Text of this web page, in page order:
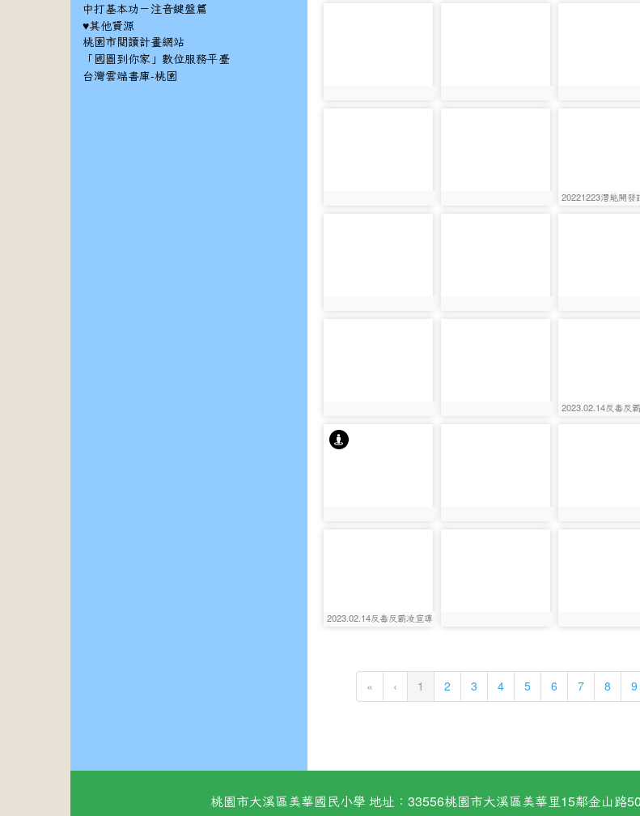
20221223潛能開發
photo:2742
2023.02.14反毒反
photo:2770
2023.02.14反毒反霸凌宣導
photo:2771
« ‹ 1 (current)
2 3 4 5 6 7 8 9
中打基本功－注音鍵盤篇
♥其他資源
桃園市閱讀計畫網站
「國圖到你家」數位服務平臺
台灣雲端書庫-桃園
桃園市大溪區美華國民小學 地址：33556桃園市大溪區美華里15鄰金山路